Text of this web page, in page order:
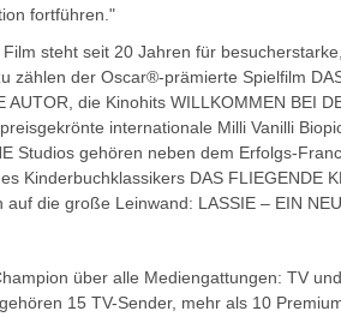
fortführen."
steht seit 20 Jahren für
zählen der Oscar®-prämierte Spielfilm
die Kinohits WILLKOMMEN BEI
internationale Milli Vanilli
Studios gehören neben dem Erfolgs-
Kinderbuchklassikers DAS FLIEGENDE
die große Leinwand: LASSIE – EIN
über alle Mediengattungen: TV
15 TV-Sender, mehr als 10